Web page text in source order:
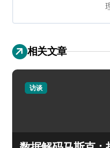
相关文章
访谈